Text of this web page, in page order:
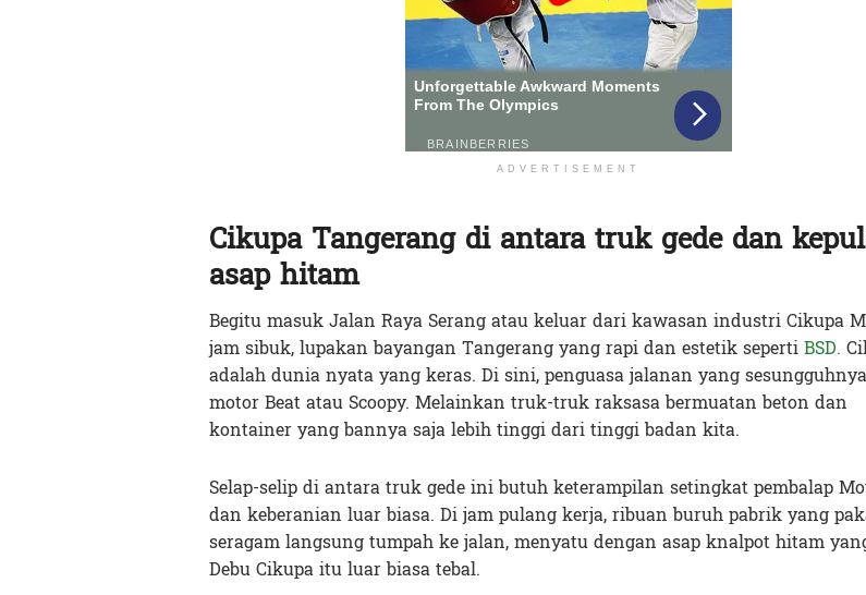
ADVERTISEMENT
Cikupa Tangerang di antara truk gede dan
asap hitam
Begitu masuk Jalan Raya Serang atau keluar dari kawasan industri Cikupa
jam sibuk, lupakan bayangan Tangerang yang rapi dan estetik sepertiBSD.
adalah dunia nyata yang keras. Di sini, penguasa jalanan yang
motor Beat atau Scoopy. Melainkan truk-truk raksasa bermuatan beton dan
kontainer yang bannya saja lebih tinggi dari tinggi badan kita.
Selap-selip di antara truk gede ini butuh keterampilan setingkat pembalap
dan keberanian luar biasa. Di jam pulang kerja, ribuan buruh pabrik yang
seragam langsung tumpah ke jalan, menyatu dengan asap knalpot hitam
Debu Cikupa itu luar biasa tebal.